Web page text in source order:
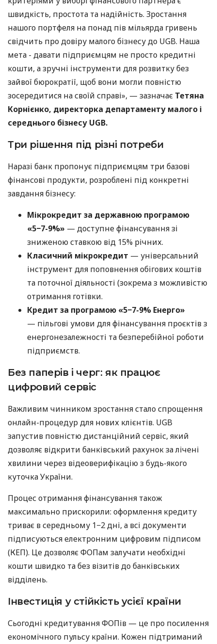
швидкість, простота та надійність. Зростання
нашого портфеля на понад пів мільярда гривень
свідчить про довіру малого бізнесу до UGB. Наша
мета - давати підприємцям не просто кредитні
кошти, а зручні інструменти для розвитку без
зайвої бюрократії, щоб вони могли повністю
зосередитися на своїй справі», — зазначає Тетяна
Корнієнко, директорка департаменту малого і
середнього бізнесу UGB.
Три рішення під різні потреби
Наразі банк пропонує підприємцям три базові
фінансові продукти, розроблені під конкретні
завдання бізнесу:
Мікрокредит за державною програмою
«5−7-9%» — доступне фінансування зі
зниженою ставкою від 15% річних.
Класичний мікрокредит — універсальний
інструмент для поповнення обігових коштів
та поточної діяльності (зокрема з можливістю
отримання готівки.
Кредит за програмою «5−7-9% Енерго»
— пільгові умови для фінансування проєктів з
енергонезалежності та безперебійної роботи
підприємств.
Без паперів і черг: як працює
цифровий сервіс
Важливим чинником зростання стало спрощення
онлайн-процедур для нових клієнтів. UGB
запустив повністю дистанційний сервіс, який
дозволяє відкрити банківський рахунок за лічені
хвилини через відеоверифікацію з будь-якого
куточка України.
Процес отримання фінансування також
максимально прискорили: оформлення кредиту
триває в середньому 1−2 дні, а всі документи
підписуються електронним цифровим підписом
(КЕП). Це дозволяє ФОПам залучати необхідні
кошти швидко та без візитів до банківських
відділень.
Інвестиція у стійкість усієї країни
Сьогодні кредитування ФОПів — це про посилення
економічного пульсу країни. Кожен підтриманий